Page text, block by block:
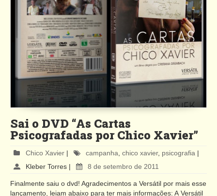
Sai o DVD “As Cartas
Psicografadas por Chico Xavier”
Chico Xavier | campanha,chico xavier, psicografia |
Kleber Torres | 8 de setembro de 2011
Finalmente saiu o dvd! Agradecimentos a Versátil por mais esse
lançamento, leiam abaixo para ter mais informações: A Versátil